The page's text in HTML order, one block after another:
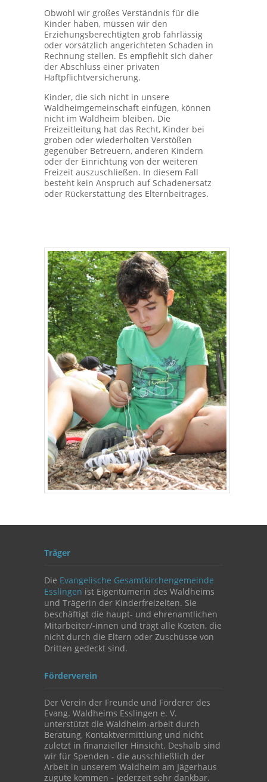
Obwohl wir großes Verständnis für die
Kinder haben, müssen wir den
Erziehungsberechtigten grob fahrlässig
oder vorsätzlich angerichteten Schaden in
Rechnung stellen. Es empfiehlt sich daher
der Abschluss einer privaten
Haftpflichtversicherung.
Kinder, die sich nicht in unsere
Waldheimgemeinschaft einfügen, können
nicht im Waldheim bleiben. Die
Freizeitleitung hat das Recht, Kinder bei
groben oder wiederholten Verstößen
gegenüber Betreuern, anderen Kindern
oder der Einrichtung von der weiteren
Freizeit auszuschließen. In diesem Fall
besteht kein Anspruch auf Schadenersatz
oder Rückerstattung des Elternbeitrages.
Träger
Die Evangelische Gesamtkirchengemeinde
Esslingen ist Eigentümerin des Waldheims
und Trägerin der Kinderfreizeiten. Sie
beschäftigt die haupt- und ehrenamtlichen
Mitarbeiter/-innen und trägt alle Kosten, die
nicht durch die Eltern oder Zuschüsse von
Dritten gedeckt sind.
Förderverein
Der Verein der Freunde und Förderer des
Evang. Waldheims Esslingen e. V.
unterstützt die Waldheim-arbeit durch
Beratung, Kontaktvermittlung und nicht
zuletzt in finanzieller Hinsicht. Deshalb sind
wir für Spenden - die ausschließlich der
Arbeit in unserem Waldheim am Jägerhaus
zugute kommen - jederzeit sehr dankbar.